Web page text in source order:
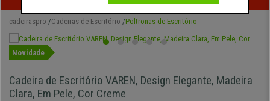
cadeiraspro Cadeiras de Escritório Poltronas de Escritório
Novidade
Cadeira de Escritório VAREN, Design Elegante, Madeira
Clara, Em Pele, Cor Creme